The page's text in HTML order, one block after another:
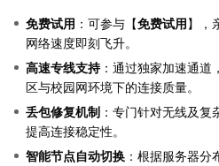
免费试用 ：可参与【免费试用】，
网络速度即刻飞升。
高速专线支持：通过独家加速通道
区与校园网环境下的连接质量。
丢包修复机制 ：专门针对无线及复
提高连接稳定性。
智能节点自动切换 ：根据服务器